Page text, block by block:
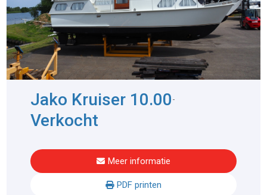
Jako Kruiser 10.00-
Verkocht
Meer informatie
PDF printen